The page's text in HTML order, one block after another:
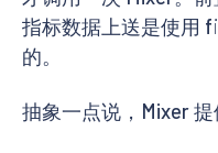
指标数据上送是使用
的。
抽象一点说，Mixer 提